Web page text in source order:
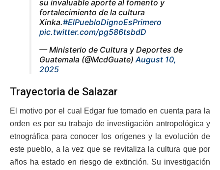
su invaluable aporte al fomento y
fortalecimiento de la cultura
Xinka.#ElPuebloDignoEsPrimero
pic.twitter.com/pg586tsbdD
— Ministerio de Cultura y Deportes de
Guatemala (@McdGuate) August 10,
2025
Trayectoria de Salazar
El motivo por el cual Edgar fue tomado en cuenta para la
orden es por su trabajo de investigación antropológica y
etnográfica para conocer los orígenes y la evolución de
este pueblo, a la vez que se revitaliza la cultura que por
años ha estado en riesgo de extinción. Su investigación